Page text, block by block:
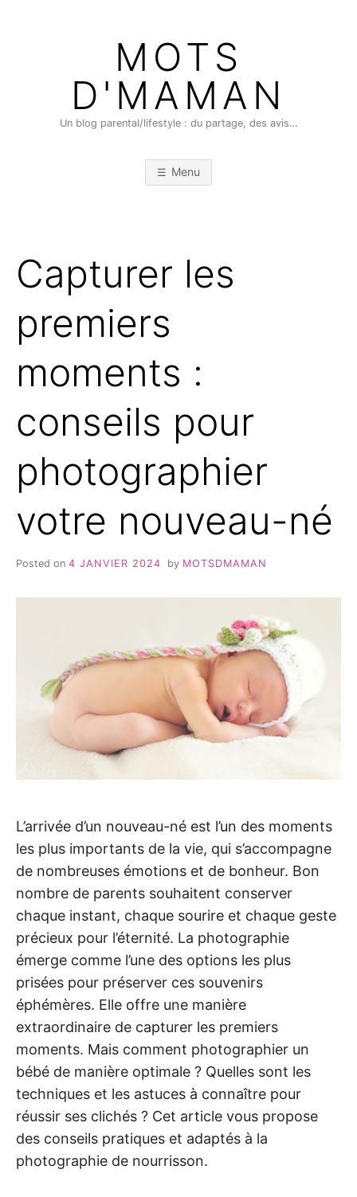
MOTS
D'MAMAN
Un blog parental/lifestyle : du partage, des avis…
Menu
Capturer les
premiers
moments :
conseils pour
photographier
votre nouveau-né
Posted on 4 JANVIER 2024 by MOTSDMAMAN
L’arrivée d’un nouveau-né est l’un des moments
les plus importants de la vie, qui s’accompagne
de nombreuses émotions et de bonheur. Bon
nombre de parents souhaitent conserver
chaque instant, chaque sourire et chaque geste
précieux pour l’éternité. La photographie
émerge comme l’une des options les plus
prisées pour préserver ces souvenirs
éphémères. Elle offre une manière
extraordinaire de capturer les premiers
moments. Mais comment photographier un
bébé de manière optimale ? Quelles sont les
techniques et les astuces à connaître pour
réussir ses clichés ? Cet article vous propose
des conseils pratiques et adaptés à la
photographie de nourrisson.